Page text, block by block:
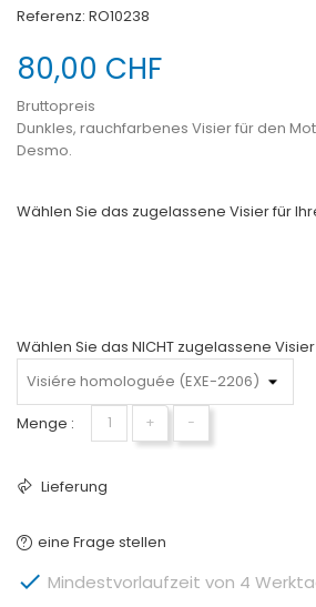
Referenz: RO10238
80,00 CHF
Bruttopreis
Dunkles, rauchfarbenes Visier für den
Desmo.
Wählen Sie das zugelassene Visier für
Wählen Sie das NICHT zugelassene
Menge : + −
Lieferung
eine Frage stellen
 Mindestvorlaufzeit von 4